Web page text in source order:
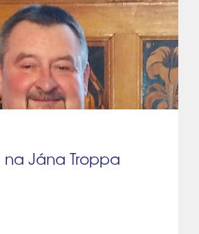
Jána Troppa